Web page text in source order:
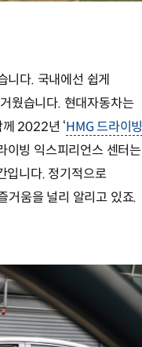
니다. 국내에선 쉽게
웠습니다. 현대자동차는
2022년 ‘HMG 드라이빙
이빙 익스피리언스 센터는
입니다. 정기적으로
거움을 널리 알리고 있죠.